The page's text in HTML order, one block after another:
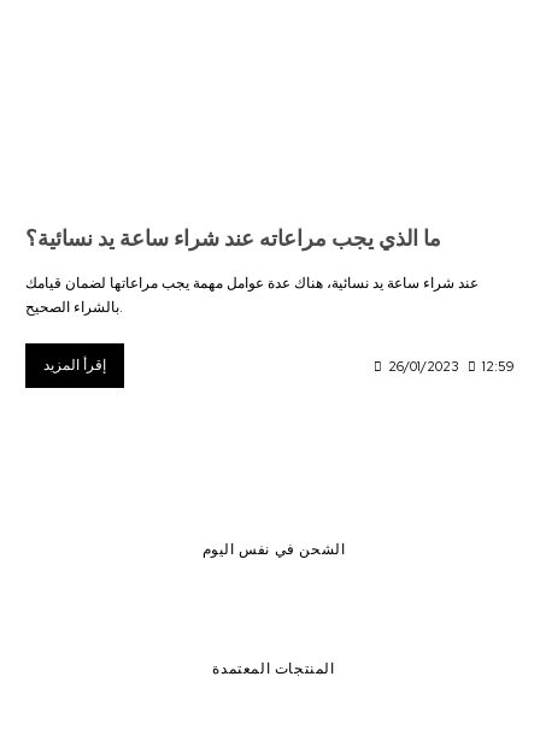
ما الذي يجب مراعاته عند شراء ساعة يد نسائية؟
عند شراء ساعة يد نسائية، هناك عدة عوامل مهمة يجب مراعاتها لضمان قيامك
بالشراء الصحيح.
إقرأ المزيد 26/01/2023 12:59
الشحن في نفس اليوم
المنتجات المعتمدة